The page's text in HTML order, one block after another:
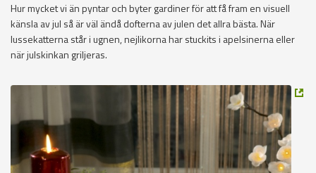
Hur mycket vi än pyntar och byter gardiner för att få fram en visuell
känsla av jul så är väl ändå dofterna av julen det allra bästa. När
lussekatterna står i ugnen, nejlikorna har stuckits i apelsinerna eller
när julskinkan griljeras.